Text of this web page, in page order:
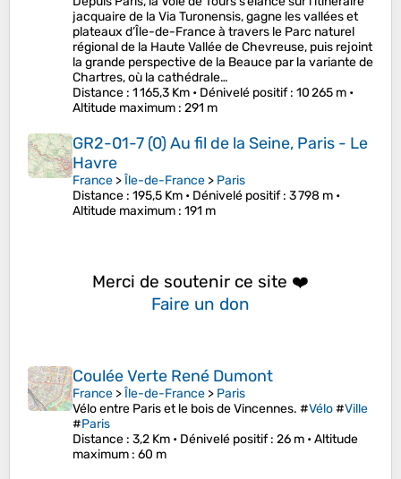
jacquaire de la Via Turonensis, gagne les vallées et
plateaux d’Île-de-France à travers le Parc naturel
régional de la Haute Vallée de Chevreuse, puis rejoint
la grande perspective de la Beauce par la variante de
Chartres, où la cathédrale…
Distance : 1 165,3 Km • Dénivelé positif: 10 265 m •
Altitude maximum : 291 m
GR2-01-7 (0) Au fil de la Seine, Paris - Le
Havre
France >Île-de-France > Paris
Distance : 195,5 Km • Dénivelé positif: 3 798 m •
Altitude maximum : 191 m
Merci de soutenir ce site ❤️
Faire un don
Coulée Verte René Dumont
France >Île-de-France > Paris
Vélo entre Paris et le bois de Vincennes. #Vélo#Ville
#Paris
Distance : 3,2 Km • Dénivelé positif: 26 m •Altitude
maximum : 60 m